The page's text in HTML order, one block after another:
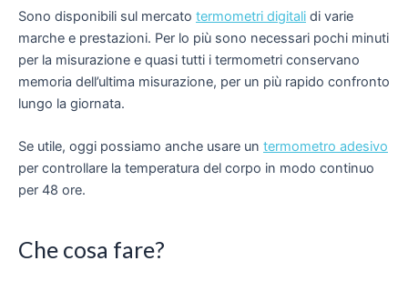
Sono disponibili sul mercato termometri digitali di varie
marche e prestazioni. Per lo più sono necessari pochi minuti
per la misurazione e quasi tutti i termometri conservano
memoria dell’ultima misurazione, per un più rapido confronto
lungo la giornata.
Se utile, oggi possiamo anche usare un termometro adesivo
per controllare la temperatura del corpo in modo continuo
per 48 ore.
Che cosa fare?